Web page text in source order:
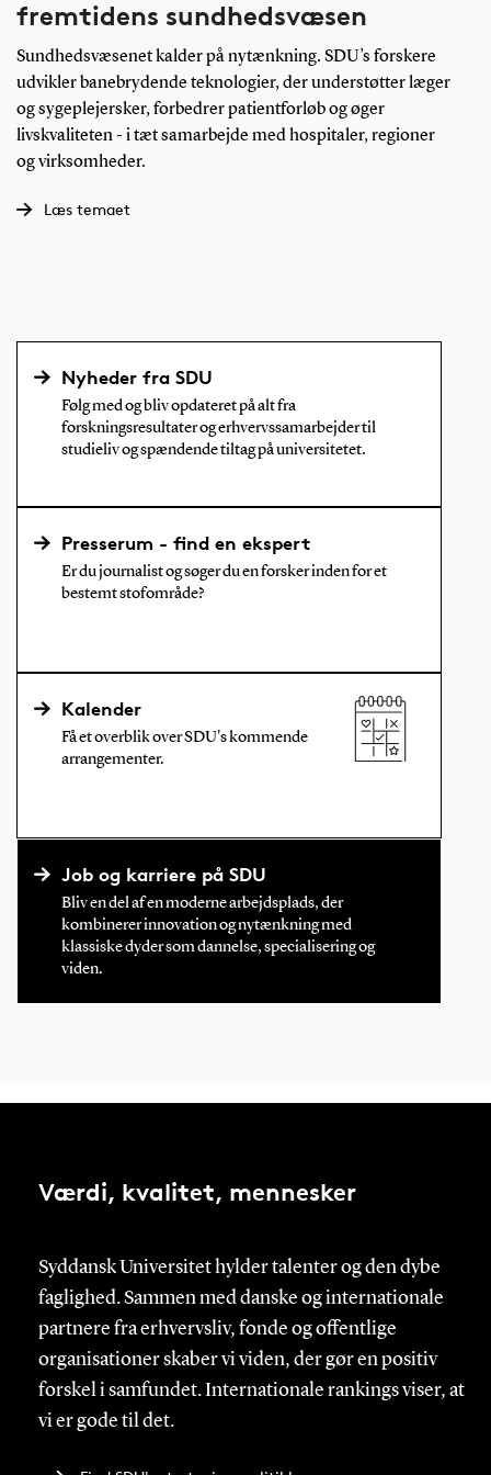
fremtidens sundhedsvæsen
Sundhedsvæsenet kalder på nytænkning. SDU’s forskere
udvikler banebrydende teknologier, der understøtter læger
og sygeplejersker, forbedrer patientforløb og øger
livskvaliteten - i tæt samarbejde med hospitaler, regioner
og virksomheder.
Læs temaet
Nyheder fra SDU
Følg med og bliv opdateret på alt fra
forskningsresultater og erhvervssamarbejder til
studieliv og spændende tiltag på universitetet.
Presserum - find en ekspert
Er du journalist og søger du en forsker inden for et
bestemt stofområde?
Kalender
Få et overblik over SDU's kommende
arrangementer.
Job og karriere på SDU
Bliv en del af en moderne arbejdsplads, der
kombinerer innovation og nytænkning med
klassiske dyder som dannelse, specialisering og
viden.
Værdi, kvalitet, mennesker
Syddansk Universitet hylder talenter og den dybe
faglighed. Sammen med danske og internationale
partnere fra erhvervsliv, fonde og offentlige
organisationer skaber vi viden, der gør en positiv
forskel i samfundet. Internationale rankings viser, at
vi er gode til det.